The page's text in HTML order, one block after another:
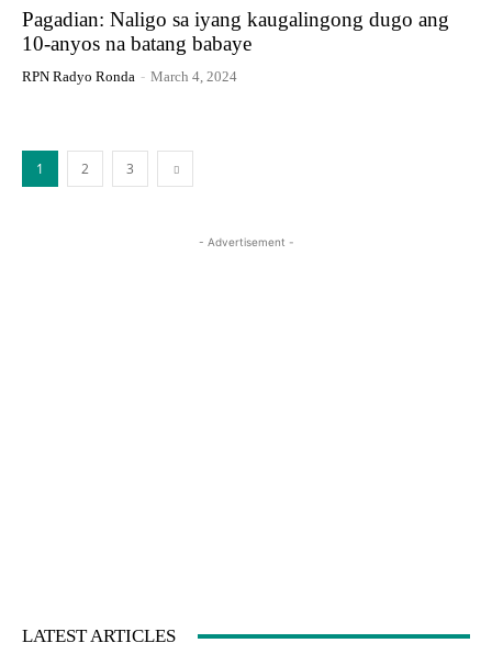
Pagadian: Naligo sa iyang kaugalingong dugo ang
10-anyos na batang babaye
RPN Radyo Ronda - March 4, 2024
1 2 3
- Advertisement -
LATEST ARTICLES